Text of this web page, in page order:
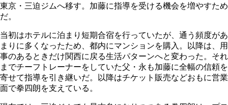
東京・三迫ジムへ移す。加藤に指導を受ける機会を増やすため
だ。
当初はホテルに泊まり短期合宿を行っていたが、通う頻度があ
まりに多くなったため、都内にマンションを購入。以降は、用
事のあるときだけ関西に戻る生活パターンへと変わった。それ
までチーフトレーナーをしていた父・永も加藤に全幅の信頼を
寄せて指導を引き継いだ。以降はチケット販売などおもに営業
面で拳四朗を支えている。